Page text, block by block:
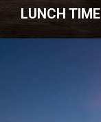
LUNCH TIME